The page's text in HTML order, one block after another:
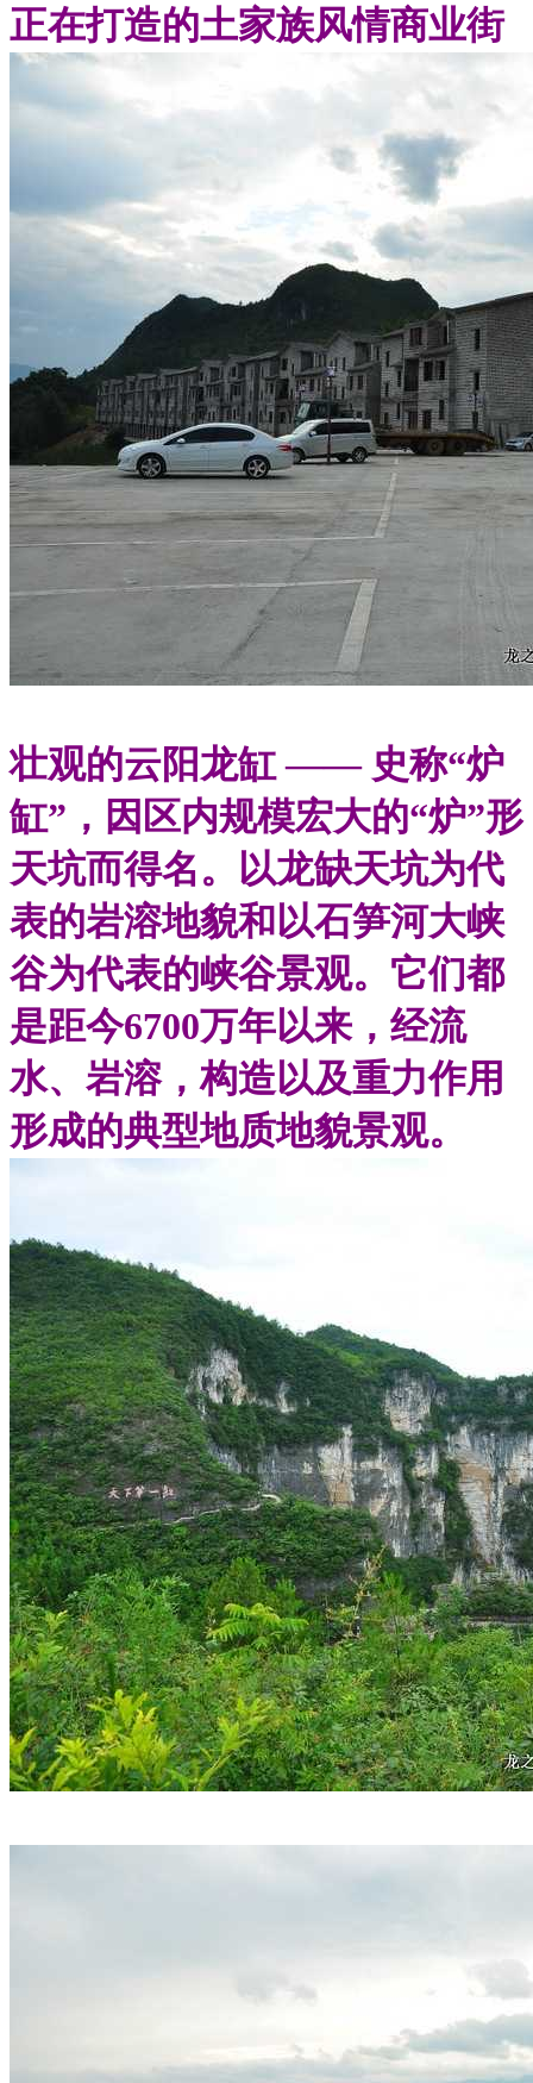
正在打造的土家族风情商业街
壮观的云阳龙缸 —— 史称“炉
缸”，因区内规模宏大的“炉”形
天坑而得名。以龙缺天坑为代
表的岩溶地貌和以石笋河大峡
谷为代表的峡谷景观。它们都
是距今6700万年以来，经流
水、岩溶，构造以及重力作用
形成的典型地质地貌景观。